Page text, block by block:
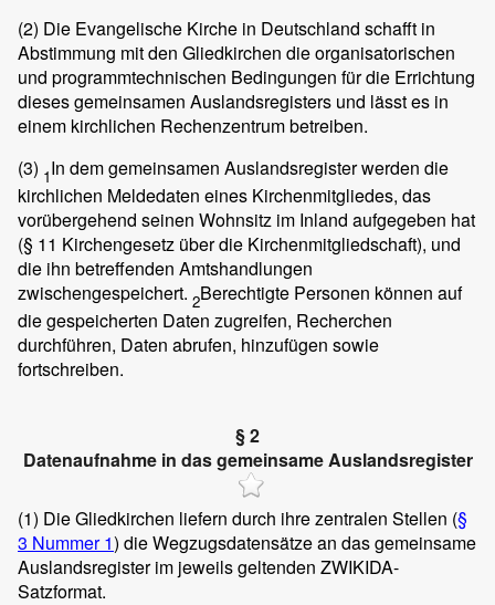
(2) Die Evangelische Kirche in Deutschland schafft in
Abstimmung mit den Gliedkirchen die organisatorischen
und programmtechnischen Bedingungen für die Errichtung
dieses gemeinsamen Auslandsregisters und lässt es in
einem kirchlichen Rechenzentrum betreiben.
(3) 1In dem gemeinsamen Auslandsregister werden die
kirchlichen Meldedaten eines Kirchenmitgliedes, das
vorübergehend seinen Wohnsitz im Inland aufgegeben hat
(§ 11 Kirchengesetz über die Kirchenmitgliedschaft), und
die ihn betreffenden Amtshandlungen
zwischengespeichert. 2Berechtigte Personen können auf
die gespeicherten Daten zugreifen, Recherchen
durchführen, Daten abrufen, hinzufügen sowie
fortschreiben.
§ 2
Datenaufnahme in das gemeinsame Auslandsregister
(1) Die Gliedkirchen liefern durch ihre zentralen Stellen (§
3 Nummer 1) die Wegzugsdatensätze an das gemeinsame
Auslandsregister im jeweils geltenden ZWIKIDA-
Satzformat.